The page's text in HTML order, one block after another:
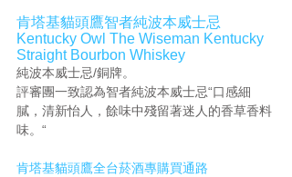
肯塔基貓頭鷹智者純波本威士忌
Kentucky Owl The Wiseman Kentucky
Straight Bourbon Whiskey
純波本威士忌/銅牌。
評審團一致認為智者純波本威士忌“口感細
膩，清新怡人，餘味中殘留著迷人的香草香料
味。“
肯塔基貓頭鷹全台菸酒專購買通路